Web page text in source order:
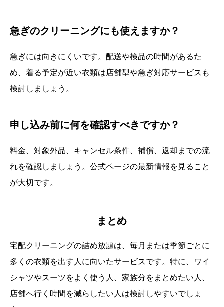
急ぎのクリーニングにも使えますか？
急ぎには向きにくいです。配送や検品の時間があるた
め、着る予定が近い衣類は店舗型や急ぎ対応サービスも
検討しましょう。
申し込み前に何を確認すべきですか？
料金、対象外品、キャンセル条件、補償、返却までの流
れを確認しましょう。公式ページの最新情報を見ること
が大切です。
まとめ
宅配クリーニングの詰め放題は、毎月または季節ごとに
多くの衣類を出す人に向いたサービスです。特に、ワイ
シャツやスーツをよく使う人、家族分をまとめたい人、
店舗へ行く時間を減らしたい人は検討しやすいでしょ